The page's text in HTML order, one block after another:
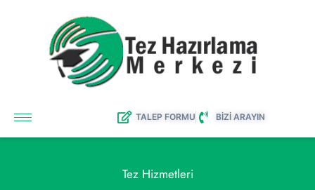
TALEP FORMU BİZİ ARAYIN
Tez Hizmetleri